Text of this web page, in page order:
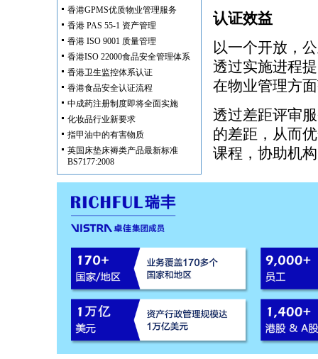
香港GPMS优质物业管理服务
香港 PAS 55-1 资产管理
香港 ISO 9001 质量管理
香港ISO 22000食品安全管理体系
香港卫生监控体系认证
香港食品安全认证流程
中成药注册制度即将全面实施
化妆品行业新要求
指甲油中的有害物质
英国床垫床褥类产品最新标准
BS7177:2008
认证效益
以一个开放，
透过实施进程
在物业管理方
透过差距评审
的差距，从而
课程，协助机